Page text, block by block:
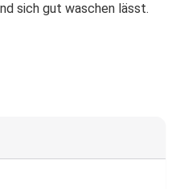
sich gut waschen lässt.